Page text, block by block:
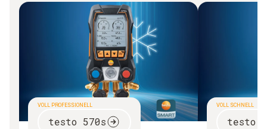
VOLL PROFESSIONELL
testo 570s
VOLL SCHNELL
testo